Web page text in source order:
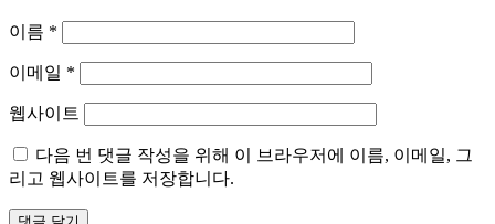
이름 *
이메일 *
웹사이트
다음 번 댓글 작성을 위해 이 브라우저에 이름, 이메일, 그
리고 웹사이트를 저장합니다.